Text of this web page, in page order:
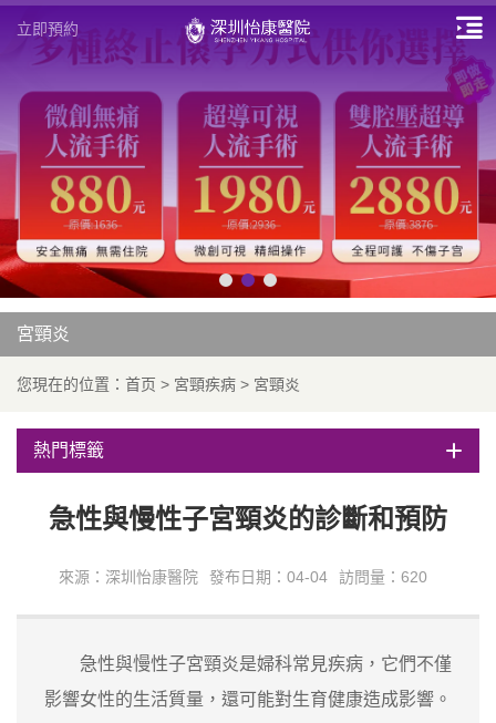
立即預約
宮頸炎
您現在的位置： 首页 > 宮頸疾病 > 宮頸炎
熱門標籤
急性與慢性子宮頸炎的診斷和預防
來源：深圳怡康醫院 發布日期：04-04 訪問量：620
急性與慢性子宮頸炎是婦科常見疾病，它們不僅
影響女性的生活質量，還可能對生育健康造成影響。